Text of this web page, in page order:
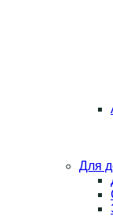
Для